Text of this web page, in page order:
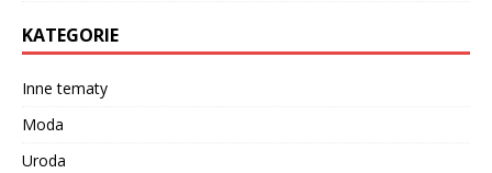
KATEGORIE
Inne tematy
Moda
Uroda